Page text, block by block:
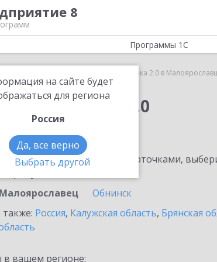
8
на сайте будет
для региона
Россия
Да, все верно
Выбрать другой
Программы 1С
1С:Сверка 2.0 в
1С:Сверка 2.0
с информационными карточками,
продукта.
Малоярославец
Обнинск
Россия, Калужская область, Брянская
вашем регионе: